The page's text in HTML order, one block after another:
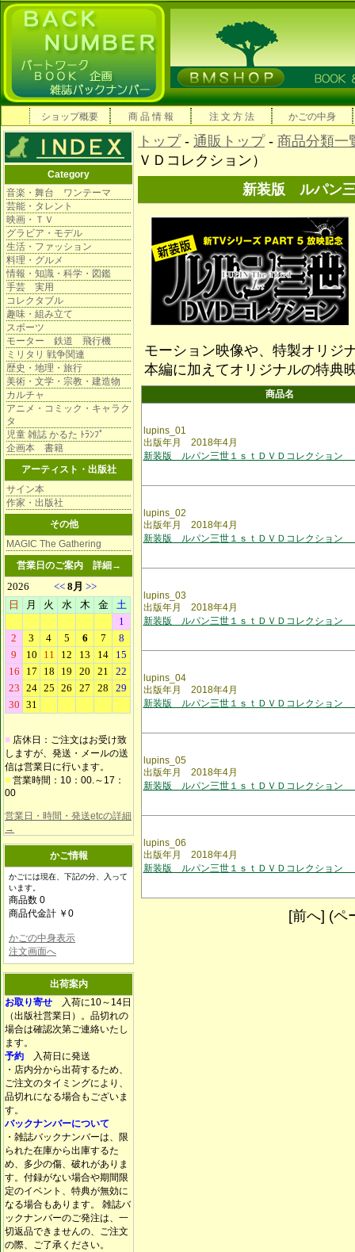
ショップ概要 商 品 情 報 注 文 方 法 かごの中身
Category
音楽・舞台 ワンテーマ
芸能・タレント
映画・ＴＶ
グラビア・モデル
生活・ファッション
料理・グルメ
情報・知識・科学・図鑑
手芸 実用
コレクタブル
趣味・組み立て
スポーツ
モーター 鉄道 飛行機
ミリタリ 戦争関連
歴史・地理・旅行
美術・文学・宗教・建造物
カルチャ
アニメ・コミック・キャラク
タ
児童 雑誌 かるた ﾄﾗﾝﾌﾟ
企画本 書籍
アーティスト・出版社
サイン本
作家・出版社
その他
MAGIC The Gathering
営業日のご案内 詳細→
■ 店休日：ご注文はお受け致
しますが、発送・メールの送
信は営業日に行います。
■ 営業時間：10：00.～17：
00
営業日・時間・発送etcの詳細
→
かご情報
かごには現在、下記の分、入って
います。
商品数 0
商品代金計 ￥0
かごの中身表示
注文画面へ
出荷案内
お取り寄せ 入荷に10～14日
（出版社営業日）。品切れの
場合は確認次第ご連絡いたし
ます。
予約 入荷日に発送
・店内分から出荷するため、
ご注文のタイミングにより、
品切れになる場合もございま
す。
バックナンバーについて
・雑誌バックナンバーは、限
られた在庫から出庫するた
め、多少の傷、破れがありま
す。付録がない場合や期間限
定のイベント、特典が無効に
なる場合もあります。 雑誌バ
ックナンバーのご発注は、一
切返品できませんの、ご注文
の際、ご了承ください。
トップ- 通販トップ- 商品分類一
ＶＤコレクション）
新装版 ルパン
モーション映像や、特製オリ
本編に加えてオリジナルの特典
商品名
lupins_01
出版年月 2018年4月
新装版 ルパン三世１ｓｔＤＶＤコレクション
lupins_02
出版年月 2018年4月
新装版 ルパン三世１ｓｔＤＶＤコレクション
lupins_03
出版年月 2018年4月
新装版 ルパン三世１ｓｔＤＶＤコレクション
lupins_04
出版年月 2018年4月
新装版 ルパン三世１ｓｔＤＶＤコレクション
lupins_05
出版年月 2018年4月
新装版 ルパン三世１ｓｔＤＶＤコレクション
lupins_06
出版年月 2018年4月
新装版 ルパン三世１ｓｔＤＶＤコレクション
[前へ] (ペ